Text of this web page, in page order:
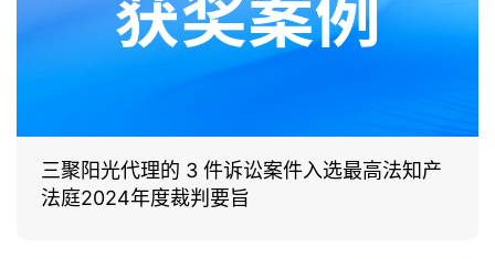
三聚阳光代理的 3 件诉讼案件入选最高法知产
法庭2024年度裁判要旨